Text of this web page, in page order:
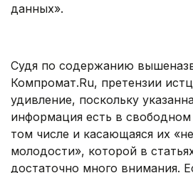
данных».
Судя по содержанию
Компромат.Ru, претензии
удивление, поскольку
информация есть в
том числе и касающаяся их
молодости», которой в
достаточно много внимания.